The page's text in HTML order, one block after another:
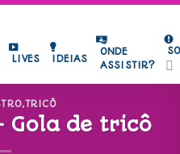
LIVES IDEIAS
ONDE
ASSISTIR?
,TRICÔ
Gola de tricô